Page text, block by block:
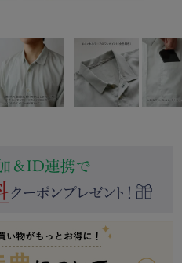
冬
覧はこちら
- New Arrival -
覧はこちら
かぶり スリーパー
ーブ